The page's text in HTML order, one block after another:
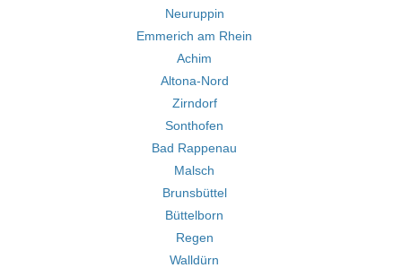
Neuruppin
Emmerich am Rhein
Achim
Altona-Nord
Zirndorf
Sonthofen
Bad Rappenau
Malsch
Brunsbüttel
Büttelborn
Regen
Walldürn